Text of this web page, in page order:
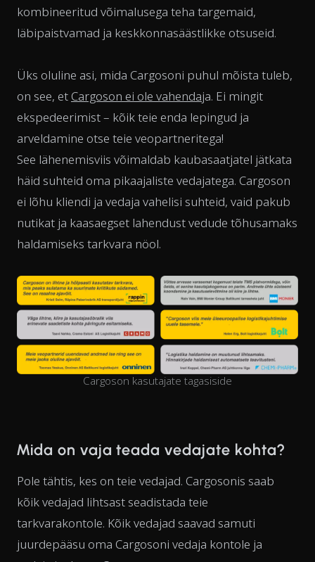
kombineeritud võimalusega teha targemaid,
läbipaistvamad ja keskkonnasäästlikke otsuseid.
Üks oluline asi, mida Cargosoni puhul mõista tuleb,
on see, et Cargoson ei ole vahendaja. Ei mingit
ekspedeerimist – kõik teie enda lepingud ja
arveldamine otse teie veopartneritega!
See lähenemisviis võimaldab kaubasaatjatel jätkata
häid suhteid oma pikaajaliste vedajatega. Cargoson
ei lõhu kliendi ja vedaja vahelisi suhteid, vaid pakub
nutikat ja kaasaegset lahendust vedude tõhusamaks
haldamiseks tarkvara nöol.
Cargoson kasutajate tagasiside
Mida on vaja teada vedajate kohta?
Pole tähtis, kes on teie vedajad. Cargosonis saab
kõik vedajad lihtsast seadistada teie
tarkvarakontole. Kõik vedajad saavad samuti
juurdepääsu oma Cargosoni vedaja kontole ja